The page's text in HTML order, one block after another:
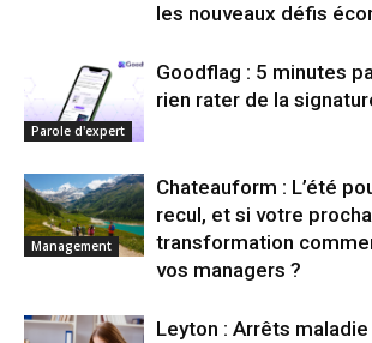
les nouveaux défis
Parole d'expert
Goodflag : 5 minutes
rien rater de la
Management
Chateauform : L’été
recul, et si votre
transformation
vos managers ?
Leyton : Arrêts